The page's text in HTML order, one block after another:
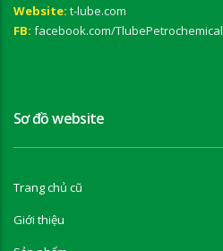
Website: t-lube.com
FB: facebook.com/TlubePetrochemical
Sơ đồ website
Trang chủ cũ
Giới thiệu